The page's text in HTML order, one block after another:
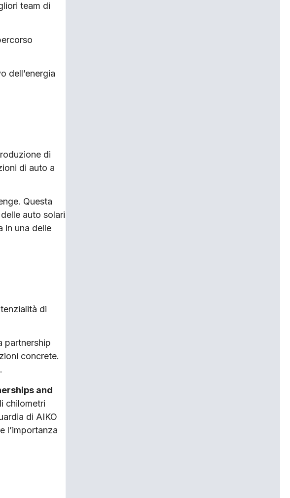
team di
dell’energia
di
di auto a
Questa
auto solari
in una delle
di
partnership
concrete.
and
chilometri
di AIKO
l’importanza